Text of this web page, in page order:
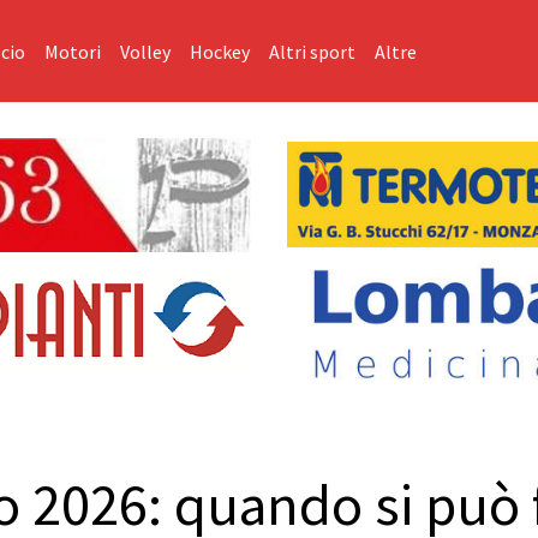
Motori Volley Hockey Altri sport Altre
2026: quando si può